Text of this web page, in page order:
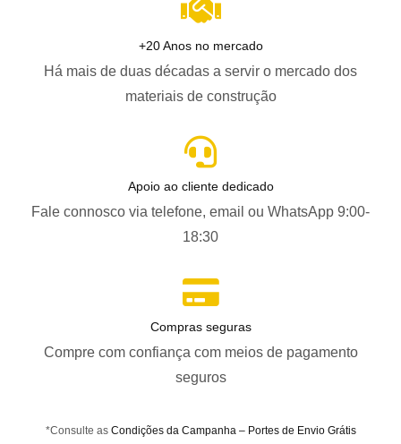
+20 Anos no mercado
Há mais de duas décadas a servir o mercado dos
materiais de construção
Apoio ao cliente dedicado
Fale connosco via telefone, email ou WhatsApp 9:00-
18:30
Compras seguras
Compre com confiança com meios de pagamento
seguros
*Consulte as Condições da Campanha – Portes de Envio Grátis